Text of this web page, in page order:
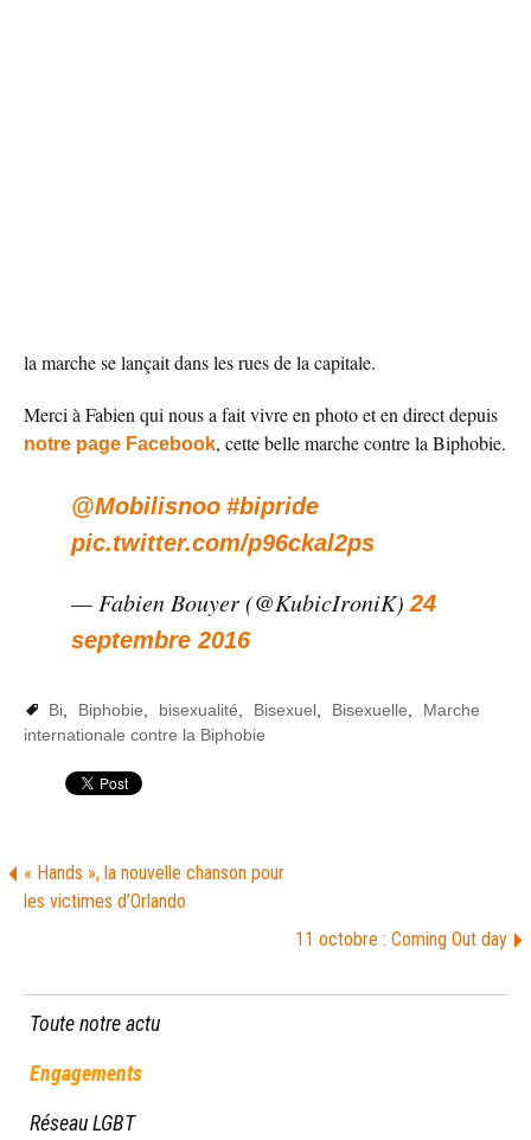
la marche se lançait dans les rues de la capitale.
Merci à Fabien qui nous a fait vivre en photo et en direct depuis
notre page Facebook, cette belle marche contre la Biphobie.
@Mobilisnoo #bipride
pic.twitter.com/p96ckal2ps
— Fabien Bouyer (@KubicIroniK) 24
septembre 2016
Bi Biphobie bisexualité Bisexuel Bisexuelle
Marche
internationale contre la Biphobie
« Hands », la nouvelle chanson pour
les victimes d’Orlando
11 octobre : Coming Out day
Toute notre actu
Engagements
Réseau LGBT